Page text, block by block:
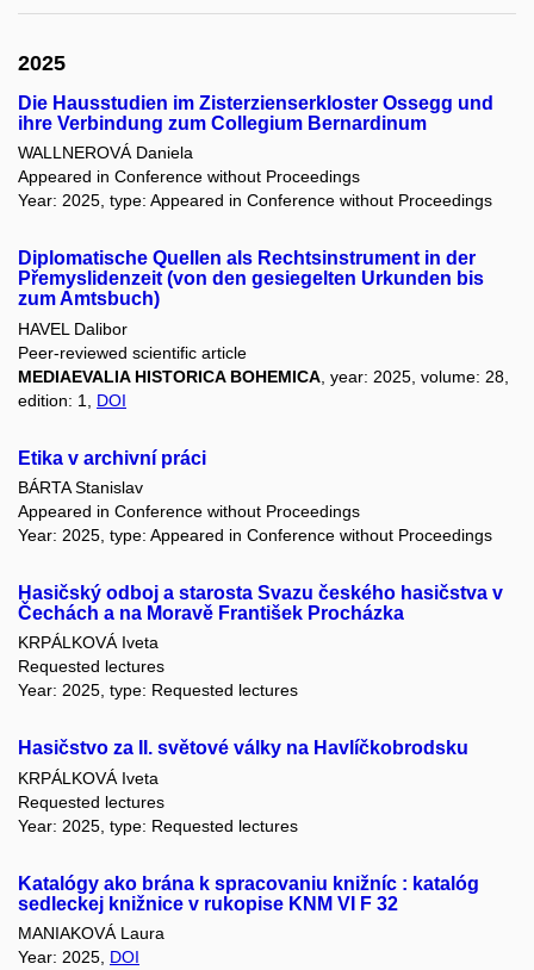
2025
Die Hausstudien im Zisterzienserkloster Ossegg und
ihre Verbindung zum Collegium Bernardinum
WALLNEROVÁ Daniela
Appeared in Conference without Proceedings
Year: 2025, type: Appeared in Conference without Proceedings
Diplomatische Quellen als Rechtsinstrument in der
Přemyslidenzeit (von den gesiegelten Urkunden bis
zum Amtsbuch)
HAVEL Dalibor
Peer-reviewed scientific article
MEDIAEVALIA HISTORICA BOHEMICA , year: 2025, volume: 28,
edition: 1, DOI
Etika v archivní práci
BÁRTA Stanislav
Appeared in Conference without Proceedings
Year: 2025, type: Appeared in Conference without Proceedings
Hasičský odboj a starosta Svazu českého hasičstva v
Čechách a na Moravě František Procházka
KRPÁLKOVÁ Iveta
Requested lectures
Year: 2025, type: Requested lectures
Hasičstvo za II. světové války na Havlíčkobrodsku
KRPÁLKOVÁ Iveta
Requested lectures
Year: 2025, type: Requested lectures
Katalógy ako brána k spracovaniu knižníc : katalóg
sedleckej knižnice v rukopise KNM VI F 32
MANIAKOVÁ Laura
Year: 2025, DOI